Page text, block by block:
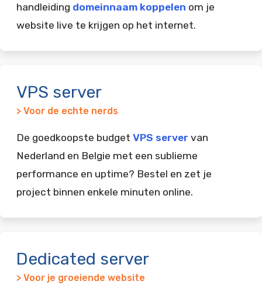
handleiding domeinnaam koppelen om je
website live te krijgen op het internet.
VPS server
> Voor de echte nerds
De goedkoopste budget VPS server van
Nederland en Belgie met een sublieme
performance en uptime? Bestel en zet je
project binnen enkele minuten online.
Dedicated server
> Voor je groeiende website